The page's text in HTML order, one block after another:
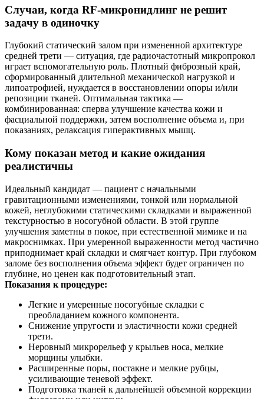
Случаи, когда RF‑микронидлинг не решит
задачу в одиночку
Глубокий статический залом при измененной архитектуре
средней трети — ситуация, где радиочастотный микропрокол
играет вспомогательную роль. Плотный фиброзный край,
сформированный длительной механической нагрузкой и
липоатрофией, нуждается в восстановлении опоры и/или
репозиции тканей. Оптимальная тактика —
комбинированная: сперва улучшение качества кожи и
фасциальной поддержки, затем восполнение объема и, при
показаниях, релаксация гиперактивных мышц.
Кому показан метод и какие ожидания
реалистичны
Идеальный кандидат — пациент с начальными
гравитационными изменениями, тонкой или нормальной
кожей, неглубокими статическими складками и выраженной
текстурностью в носогубной области. В этой группе
улучшения заметны в покое, при естественной мимике и на
макроснимках. При умеренной выраженности метод частично
приподнимает край складки и смягчает контур. При глубоком
заломе без восполнения объема эффект будет ограничен по
глубине, но ценен как подготовительный этап.
Показания к процедуре:
Легкие и умеренные носогубные складки с
преобладанием кожного компонента.
Снижение упругости и эластичности кожи средней
трети.
Неровный микрорельеф у крыльев носа, мелкие
морщины улыбки.
Расширенные поры, постакне и мелкие рубцы,
усиливающие теневой эффект.
Подготовка тканей к дальнейшей объемной коррекции